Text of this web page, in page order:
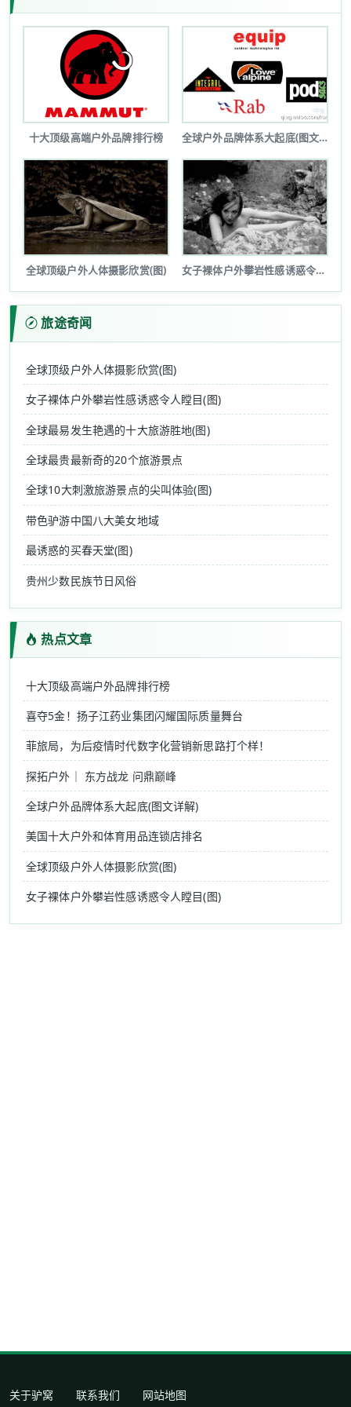
十大顶级高端户外品牌排行榜 全球户外品牌体系大起底(图文详解)
全球顶级户外人体摄影欣赏(图) 女子裸体户外攀岩性感诱惑令人瞠目(图...
旅途奇闻
全球顶级户外人体摄影欣赏(图)
女子裸体户外攀岩性感诱惑令人瞠目(图)
全球最易发生艳遇的十大旅游胜地(图)
全球最贵最新奇的20个旅游景点
全球10大刺激旅游景点的尖叫体验(图)
带色驴游中国八大美女地域
最诱惑的买春天堂(图)
贵州少数民族节日风俗
热点文章
十大顶级高端户外品牌排行榜
喜夺5金！扬子江药业集团闪耀国际质量舞台
菲旅局，为后疫情时代数字化营销新思路打个样！
探拓户外｜ 东方战龙 问鼎巅峰
全球户外品牌体系大起底(图文详解)
美国十大户外和体育用品连锁店排名
全球顶级户外人体摄影欣赏(图)
女子裸体户外攀岩性感诱惑令人瞠目(图)
关于驴窝 联系我们
网站地图